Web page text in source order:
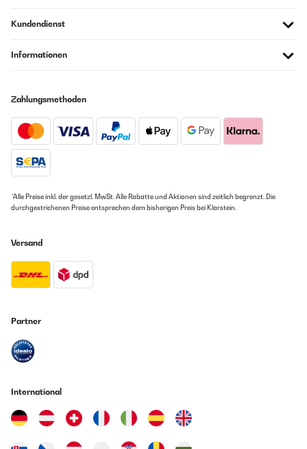
Kundendienst
Informationen
Zahlungsmethoden
*Alle Preise inkl. der gesetzl. MwSt. Alle Rabatte und Aktionen sind zeitlich begrenzt. Die
durchgestrichenen Preise entsprechen dem bisherigen Preis bei Klarstein.
Versand
Partner
International